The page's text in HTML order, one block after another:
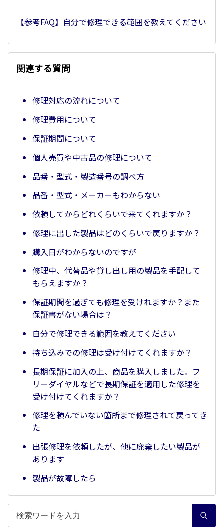
【参考FAQ】自分で修理できる範囲を教えてください
関連する質問
修理対応の流れについて
修理費用について
保証期間について
個人売買や中古品の修理について
品番・型式・製造番号の調べ方
品番・型式・メーカーもわからない
依頼してからどれくらいで来てくれますか？
修理に出した製品はどのくらいで戻りますか？
購入日がわからないのですが
修理中、代替品や貸し出し用の製品を手配して
もらえますか？
保証期間を過ぎても修理を受けれますか？また
保証書がない場合は？
自分で修理できる範囲を教えてください
持ち込みでの修理は受け付けてくれますか？
長期保証に加入の上、商品を購入しました。フ
リーダイヤルなどで長期保証を適用した修理を
受け付けてくれますか？
修理を頼んでいない箇所まで修理されて戻ってき
た
出張修理を依頼したが、他に廃棄したい製品が
あります
製品が故障したら